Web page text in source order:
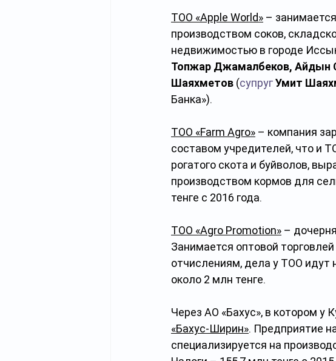
ТОО «Apple World» –
производством соков,
недвижимостью в городе
Топжар Джамалбеков, Айдын
Шаяхметов (супругУмит
Банка»).
ТОО «Farm Agro» – компания
составом учредителей, что и
рогатого скота и буйволов,
производством кормов для
тенге с 2016 года.
ТОО «Agro Promotion» –
Занимается оптовой
отчислениям, дела у ТОО идут
около 2 млн тенге.
Через АО «Бахус», в котором у
«Бахус-Ширин». Предприятие
специализируется на